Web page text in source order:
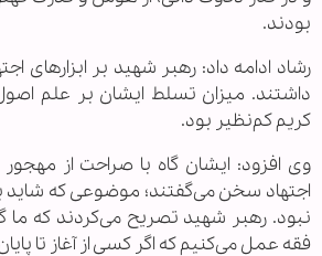
بودند.
رشاد ادامه داد: رهبر شهید بر ابزارهای
داشتند. میزان تسلط ایشان بر علم
کریم کم‌نظیر بود.
وی افزود: ایشان گاه با صراحت از
اجتهاد سخن می‌گفتند؛ موضوعی که شاید
نبود. رهبر شهید تصریح می‌کردند که ما
فقه عمل می‌کنیم که اگر کسی از آغاز تا